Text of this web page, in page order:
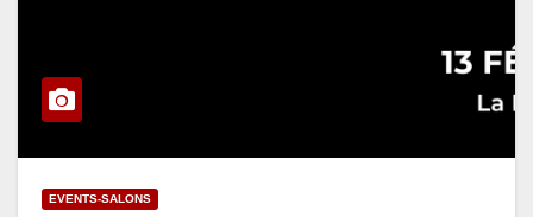
EVENTS-SALONS